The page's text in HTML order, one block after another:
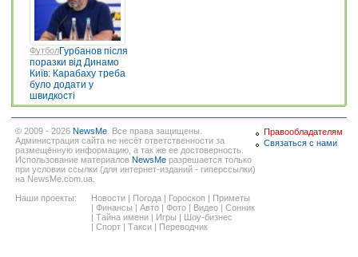
ФутболГурбанов після
поразки від Динамо
Київ: Карабаху треба
було додати у
швидкості
© 2009 - 2026 NewsMe . Все права защищены.
Администрация сайта не несёт ответственности за
размещённую информацию, а так же ее достоверность.
Использование материалов NewsMe разрешается только
при условии ссылки (для интернет-изданий - гиперссылки)
на NewsMe.com.ua.
Наши проекты:
Новости | Погода | Гороскоп | Приметы
| Финансы | Авто | Фото | Видео | Сонник
| Тайна имени | Игры | Шоу-бизнес
| Спорт | Такси | Переводчик
Правообладателям
Связаться с нами